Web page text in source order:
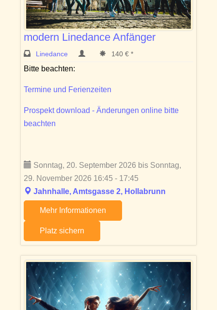
modern Linedance Anfänger
Linedance 140 € *
Bitte beachten:
Termine und Ferienzeiten
Prospekt download - Änderungen online bitte
beachten
Sonntag, 20. September 2026 bis Sonntag,
29. November 2026 16:45 - 17:45
Jahnhalle, Amtsgasse 2, Hollabrunn
Mehr Informationen
Platz sichern